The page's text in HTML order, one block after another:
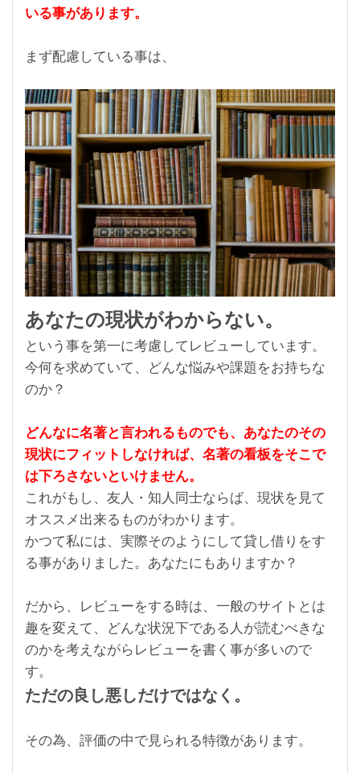
いる事があります。
まず配慮している事は、
あなたの現状がわからない。
という事を第一に考慮してレビューしています。
今何を求めていて、どんな悩みや課題をお持ちな
のか？
どんなに名著と言われるものでも、あなたのその
現状にフィットしなければ、名著の看板をそこで
は下ろさないといけません。
これがもし、友人・知人同士ならば、現状を見て
オススメ出来るものがわかります。
かつて私には、実際そのようにして貸し借りをす
る事がありました。あなたにもありますか？
だから、レビューをする時は、一般のサイトとは
趣を変えて、どんな状況下である人が読むべきな
のかを考えながらレビューを書く事が多いので
す。
ただの良し悪しだけではなく。
その為、評価の中で見られる特徴があります。